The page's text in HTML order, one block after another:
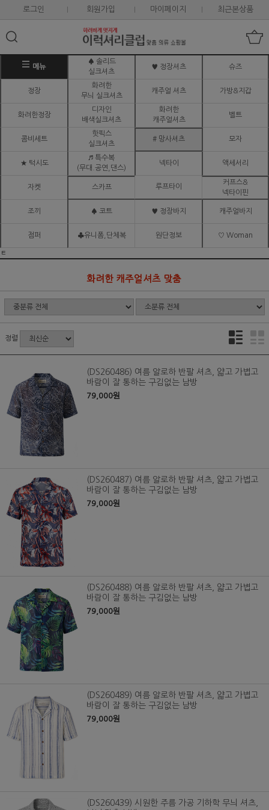
로그인 회원가입 마이페이지 최근본상품
메뉴
♠ 솔리드
실크셔츠
♥ 정장셔츠 슈즈
정장
화려한
무늬 실크셔츠
캐주얼 셔츠 가방&지갑
화려한정장
디자인
배색실크셔츠
화려한
캐주얼셔츠
벨트
콤비세트
핫픽스
실크셔츠
# 망사셔츠 모자
★ 턱시도
♬ 특수복
(무대.공연,댄스)
넥타이 액세서리
자켓 스카프 루프타이
커프스&
넥타이핀
조끼 ♠ 코트 ♥ 정장바지 캐주얼바지
점퍼 ♣유니폼,단체복 원단정보 ♡ Woman
ㅌ
화려한 캐주얼셔츠 맞춤
정렬
(DS260486) 여름 알로하 반팔 셔츠, 얇고 가볍고
바람이 잘 통하는 구김없는 남방
79,000원
(DS260487) 여름 알로하 반팔 셔츠, 얇고 가볍고
바람이 잘 통하는 구김없는 남방
79,000원
(DS260488) 여름 알로하 반팔 셔츠, 얇고 가볍고
바람이 잘 통하는 구김없는 남방
79,000원
(DS260489) 여름 알로하 반팔 셔츠, 얇고 가볍고
바람이 잘 통하는 구김없는 남방
79,000원
(DS260439) 시원한 주름 가공 기하학 무늬 셔츠,